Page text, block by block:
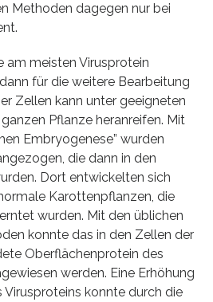
Methoden dagegen nur bei
am meisten Virusprotein
für die weitere Bearbeitung
Zellen kann unter geeigneten
Pflanze heranreifen. Mit
Embryogenese” wurden
die dann in den
Dort entwickelten sich
Karottenpflanzen, die
wurden. Mit den üblichen
konnte das in den Zellen der
Oberflächenprotein des
werden. Eine Erhöhung
konnte durch die